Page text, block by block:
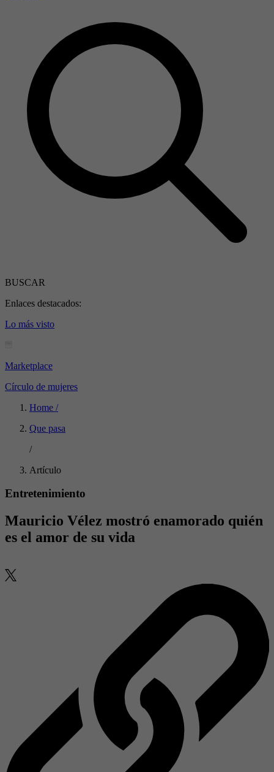
BUSCAR
Enlaces destacados:
Lo más visto
Marketplace
Círculo de mujeres
Home /
Que pasa
/
Artículo
Entretenimiento
Mauricio Vélez mostró enamorado quién
es el amor de su vida